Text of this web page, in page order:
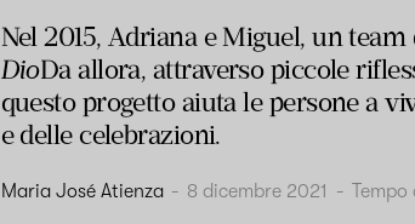
Nel 2015, Adriana e Miguel, un
DioDa allora, attraverso piccole
questo progetto aiuta le persone a
e delle celebrazioni.
Maria José Atienza - 8 dicembre 2021 -